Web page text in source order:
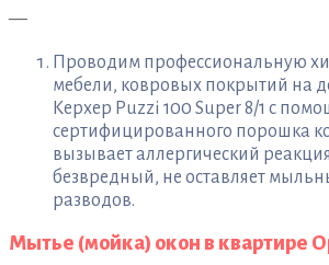
—
Проводим профессиональную
мебели, ковровых покрытий на
Керхер Puzzi 100 Super 8/1 с
сертифицированного порошка
вызывает аллергический
безвредный, не оставляет
разводов.
Мытье (мойка) окон в квартире